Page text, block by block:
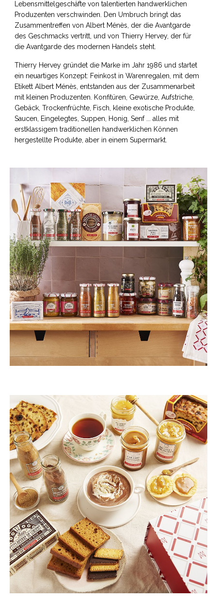
Lebensmittelgeschäfte von talentierten handwerklichen
Produzenten verschwinden. Den Umbruch bringt das
Zusammentreffen von Albert Ménès, der die Avantgarde
des Geschmacks vertritt, und von Thierry Hervey, der für
die Avantgarde des modernen Handels steht.
Thierry Hervey gründet die Marke im Jahr 1986 und startet
ein neuartiges Konzept: Feinkost in Warenregalen, mit dem
Etikett Albert Ménès, entstanden aus der Zusammenarbeit
mit kleinen Produzenten. Konfitüren, Gewürze, Aufstriche,
Gebäck, Trockenfrüchte, Fisch, kleine exotische Produkte,
Saucen, Eingelegtes, Suppen, Honig, Senf ... alles mit
erstklassigem traditionellen handwerklichen Können
hergestellte Produkte, aber in einem Supermarkt.